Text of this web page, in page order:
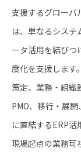
支援するグローバ
は、単なるシステ
ータ活用を結びつ
度化を支援します
策定、業務・組織
PMO、移行・展
に直結するERP活
現場起点の業務可